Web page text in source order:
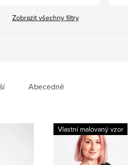
Zobrazit všechny filtry
Abecedně
Vlastní malovaný vzor